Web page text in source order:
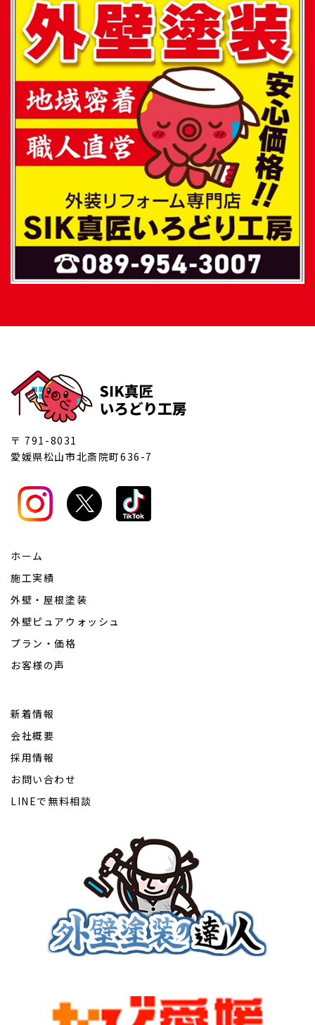
〒 791-8031
愛媛県松山市北斎院町636-7
ホーム
施工実績
外壁・屋根塗装
外壁ピュアウォッシュ
プラン・価格
お客様の声
新着情報
会社概要
採用情報
お問い合わせ
LINEで無料相談